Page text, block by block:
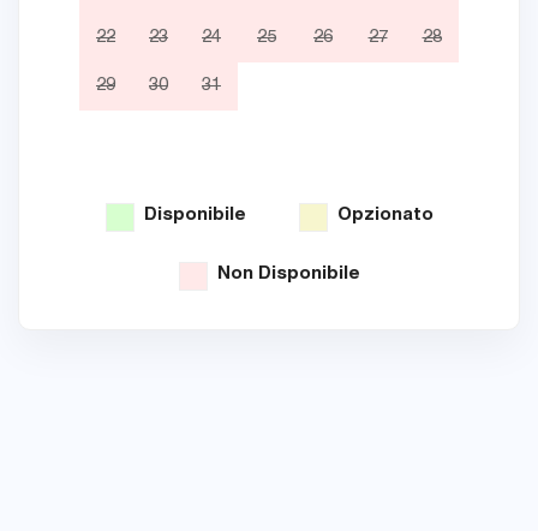
22 23 24 25 26 27 28
29 30 31
Disponibile Opzionato
Non Disponibile